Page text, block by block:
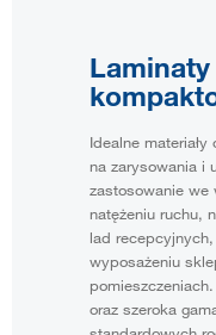
Laminaty
Idealne
na zarysowania i
zastosowanie we
natężeniu ruchu,
lad
wyposażeniu
oraz szeroka